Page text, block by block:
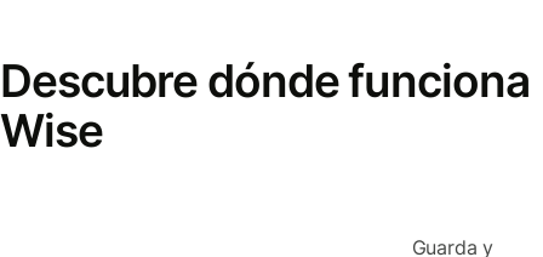
Descubre dónde funciona
Wise
Guarda y